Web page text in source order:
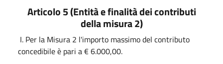
Articolo 5 (Entità e finalità dei contributi
della misura 2)
I. Per la Misura 2 l'importo massimo del contributo
concedibile è pari a € 6.000,00.